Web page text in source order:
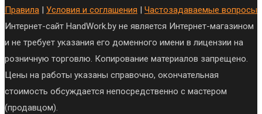
Правила | Условия и соглашения | Частозадаваемые вопросы
Интернет-сайт HandWork.by не является Интернет-магазином
и не требует указания его доменного имени в лицензии на
розничную торговлю. Копирование материалов запрещено.
Цены на работы указаны справочно, окончательная
стоимость обсуждается непосредственно с мастером
(продавцом).